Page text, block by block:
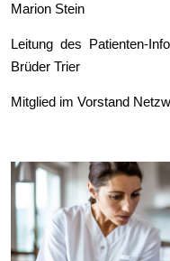
Marion Stein
Leitung des Patienten-
Brüder Trier
Mitglied im Vorstand